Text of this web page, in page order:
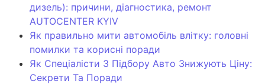
дизель): причини, діагностика, ремонт
AUTOCENTER KYIV
Як правильно мити автомобіль влітку: головні
помилки та корисні поради
Як Спеціалісти З Підбору Авто Знижують Ціну:
Секрети Та Поради